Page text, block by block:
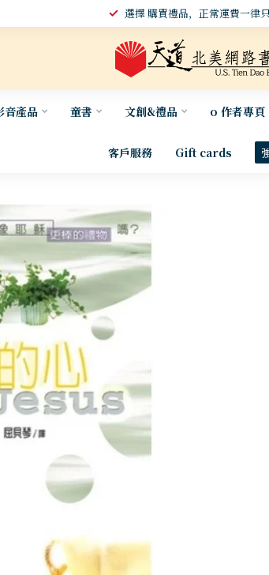
選擇 購買禮品，正常運費一律
音產品 童書 文創&禮品 o 作者專頁
客戶服務 Gift cards